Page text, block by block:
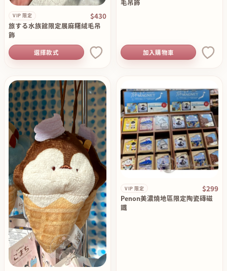
VIP 限定 $430
旅する水族館限定展麻糬絨毛吊
飾
選擇款式
毛吊飾
加入購物車
VIP 限定 $299
Penon美濃燒地區限定陶瓷磚磁
鐵